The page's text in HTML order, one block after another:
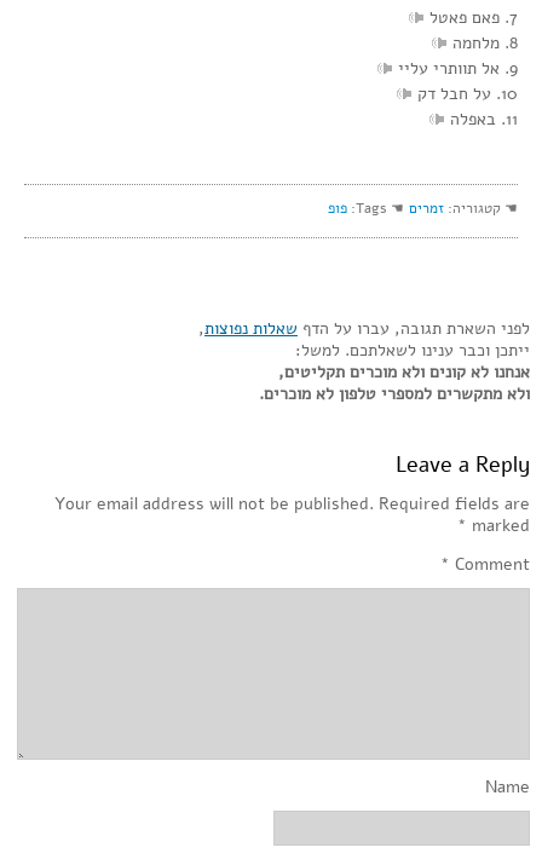
7. פאם פאטל
8. מלחמה
9. אל תוותרי עליי
10. על חבל דק
11. באפלה
☚ קטגוריה: זמרים ☚ Tags: פופ
לפני השארת תגובה, עברו על הדף שאלות נפוצות,
ייתכן וכבר ענינו לשאלתכם. למשל:
אנחנו לא קונים ולא מוכרים תקליטים,
ולא מתקשרים למספרי טלפון לא מוכרים.
Leave a Reply
Your email address will not be published. Required fields are
marked
*
Comment
*
Name